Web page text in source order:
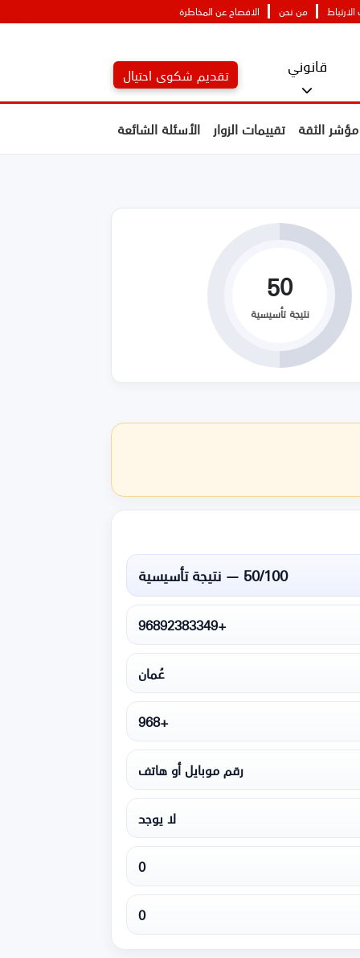
من نحن الافصاح عن المخاطرة
قانوني تقديم شكوى احتيال
مؤشر الثقة تقييمات الزوار الأسئلة الشائعة
50
نتيجة تأسيسية
50/100 — نتيجة تأسيسية
+96892383349
عُمان
+968
رقم موبايل أو هاتف
لا يوجد
0
0